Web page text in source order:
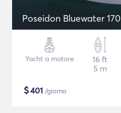
Poseidon Bluewater 170
Yacht a motore
16 ft
5 m
$401 /giorno